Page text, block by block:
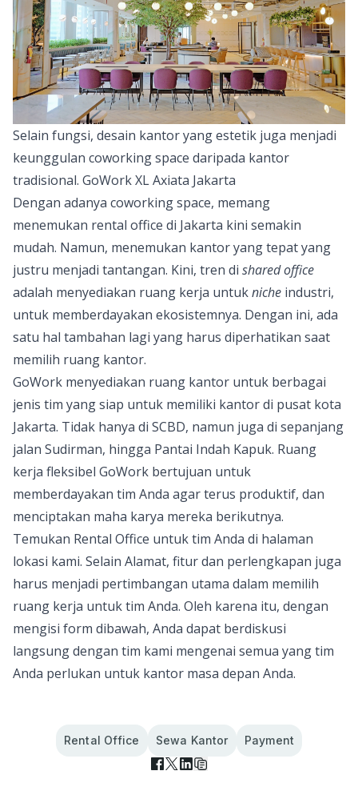
Selain fungsi, desain kantor yang estetik juga menjadi
keunggulan coworking space daripada kantor
tradisional. GoWork XL Axiata Jakarta
Dengan adanya coworking space, memang
menemukan rental office di Jakarta kini semakin
mudah. Namun, menemukan kantor yang tepat yang
justru menjadi tantangan. Kini, tren di shared office
adalah menyediakan ruang kerja untukniche industri,
untuk memberdayakan ekosistemnya. Dengan ini, ada
satu hal tambahan lagi yang harus diperhatikan saat
memilih ruang kantor.
GoWork menyediakan ruang kantor untuk berbagai
jenis tim yang siap untuk memiliki kantor di pusat kota
Jakarta. Tidak hanya di SCBD, namun juga di sepanjang
jalan Sudirman, hingga Pantai Indah Kapuk. Ruang
kerja fleksibel GoWork bertujuan untuk
memberdayakan tim Anda agar terus produktif, dan
menciptakan maha karya mereka berikutnya.
Temukan Rental Office untuk tim Anda di halaman
lokasi kami. Selain Alamat, fitur dan perlengkapan juga
harus menjadi pertimbangan utama dalam memilih
ruang kerja untuk tim Anda. Oleh karena itu, dengan
mengisi form dibawah, Anda dapat berdiskusi
langsung dengan tim kami mengenai semua yang tim
Anda perlukan untuk kantor masa depan Anda.
Rental Office Sewa Kantor Payment